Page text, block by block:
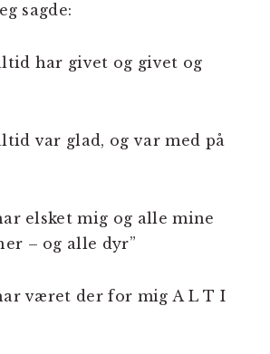
sagde:
har givet og givet og
var glad, og var med på
elsket mig og alle mine
– og alle dyr”
været der for mig A L T I